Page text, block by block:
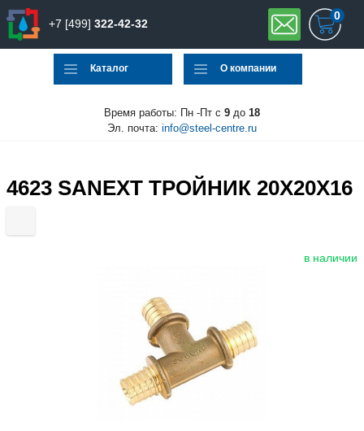
+7 [499] 322-42-32
0
Каталог О компании
Время работы: Пн -Пт с 9 до 18
Эл. почта: info@steel-centre.ru
4623 SANEXT ТРОЙНИК 20Х20Х16
в наличии